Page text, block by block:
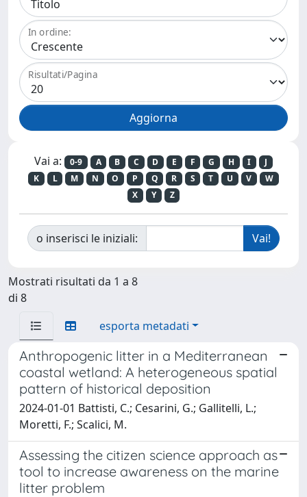
In ordine:
Risultati/Pagina
Vai a: 0-9 A B C D E F G H I
J
K
L M N O P Q R S T U V
W
X
Y Z
o inserisci le iniziali:
Mostrati risultati da 1 a 8
di 8
esporta metadati
Anthropogenic litter in a Mediterranean
coastal wetland: A heterogeneous spatial
pattern of historical deposition
2024-01-01 Battisti, C.; Cesarini, G.; Gallitelli, L.;
Moretti, F.; Scalici, M.
Assessing the citizen science approach as
tool to increase awareness on the marine
litter problem